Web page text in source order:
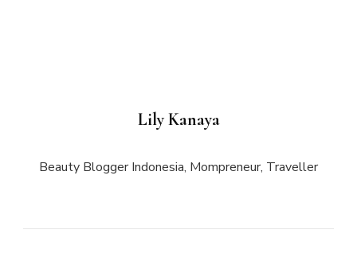
Lily Kanaya
Beauty Blogger Indonesia, Mompreneur, Traveller